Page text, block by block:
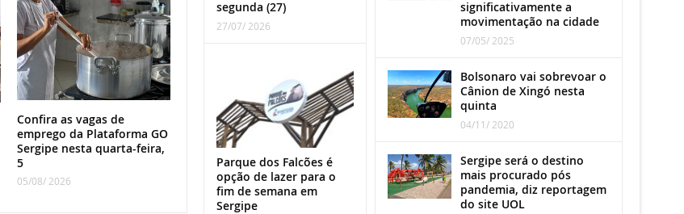
Confira as vagas de
emprego da Plataforma GO
Sergipe nesta quarta-feira,
5
05/08/ 2026
segunda (27)
27/07/ 2026
Parque dos Falcões é
opção de lazer para o
fim de semana em
Sergipe
significativamente a
movimentação na cidade
07/05/ 2025
Bolsonaro vai sobrevoar o
Cânion de Xingó nesta
quinta
04/11/ 2020
Sergipe será o destino
mais procurado pós
pandemia, diz reportagem
do site UOL